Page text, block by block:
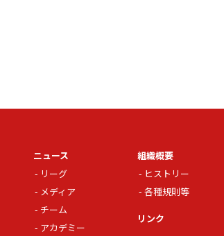
ニュース
リーグ
メディア
チーム
アカデミー
組織概要
ヒストリー
各種規則等
リンク